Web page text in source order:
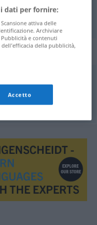
dati per fornire:
attiva delle
Archiviare
e contenuti
della pubblicità,
Accetto